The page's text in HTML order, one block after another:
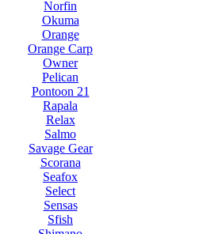
Norfin
Okuma
Orange
Orange Carp
Owner
Pelican
Pontoon 21
Rapala
Relax
Salmo
Savage Gear
Scorana
Seafox
Select
Sensas
Sfish